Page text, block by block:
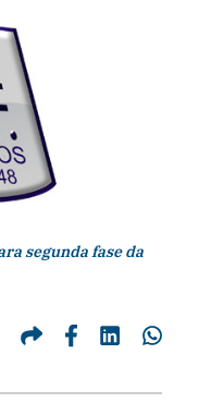
segunda fase da